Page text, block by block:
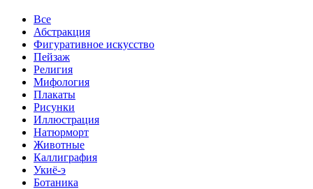
Все
Абстракция
Фигуративное искусство
Пейзаж
Религия
Мифология
Плакаты
Рисунки
Иллюстрация
Натюрморт
Животные
Каллиграфия
Укиё-э
Ботаника